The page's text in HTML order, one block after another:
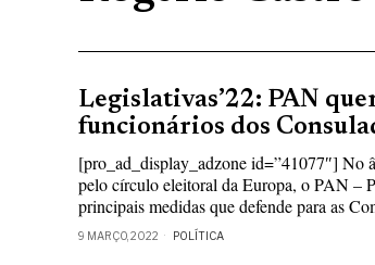
Legislativas’22: PAN
funcionários dos
[pro_ad_display_adzone id=”41077″] No
pelo círculo eleitoral da Europa, o PAN –
principais medidas que defende para as
9 MARÇO, 2022 POLÍTICA